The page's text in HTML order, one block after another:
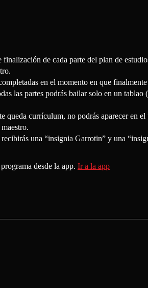
de cada parte del plan de
en el momento en que
las partes podrás bailar solo en un tablao
queda currículum, no podrás aparecer en el
una “insignia Garrotin” y una
desde la app. Ir a la app